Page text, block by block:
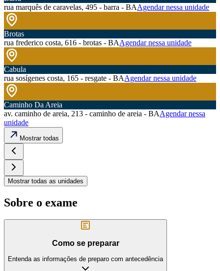
rua marquês de caravelas, 495 - barra - BAAgendar nessa unidade
Brotas
rua frederico costa, 616 - brotas - BAAgendar nessa unidade
Cabula
rua sosígenes costa, 165 - resgate - BAAgendar nessa unidade
Caminho Da Areia
av. caminho de areia, 213 - caminho de areia - BAAgendar nessa
unidade
Mostrar todas
Mostrar todas as unidades
Sobre o exame
Como se preparar
Entenda as informações de preparo com antecedência